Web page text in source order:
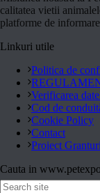
calitatea vietii
platforme de
Linkuri utile
Politica de
Verificarea
Cod de
Cookie Policy
Contact
Proiect
Cauta in